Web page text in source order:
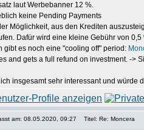
laut Werbebanner 12 %.
keine Pending Payments
Möglichkeit, aus den Krediten
Dafür wird eine kleine Gebühr von
gibt es noch eine "cooling off" period:
and gets a full refund on investment. ->
ich insgesamt sehr interessant und würde
am: 08.05.2020, 09:27 Titel: Re: Moncera